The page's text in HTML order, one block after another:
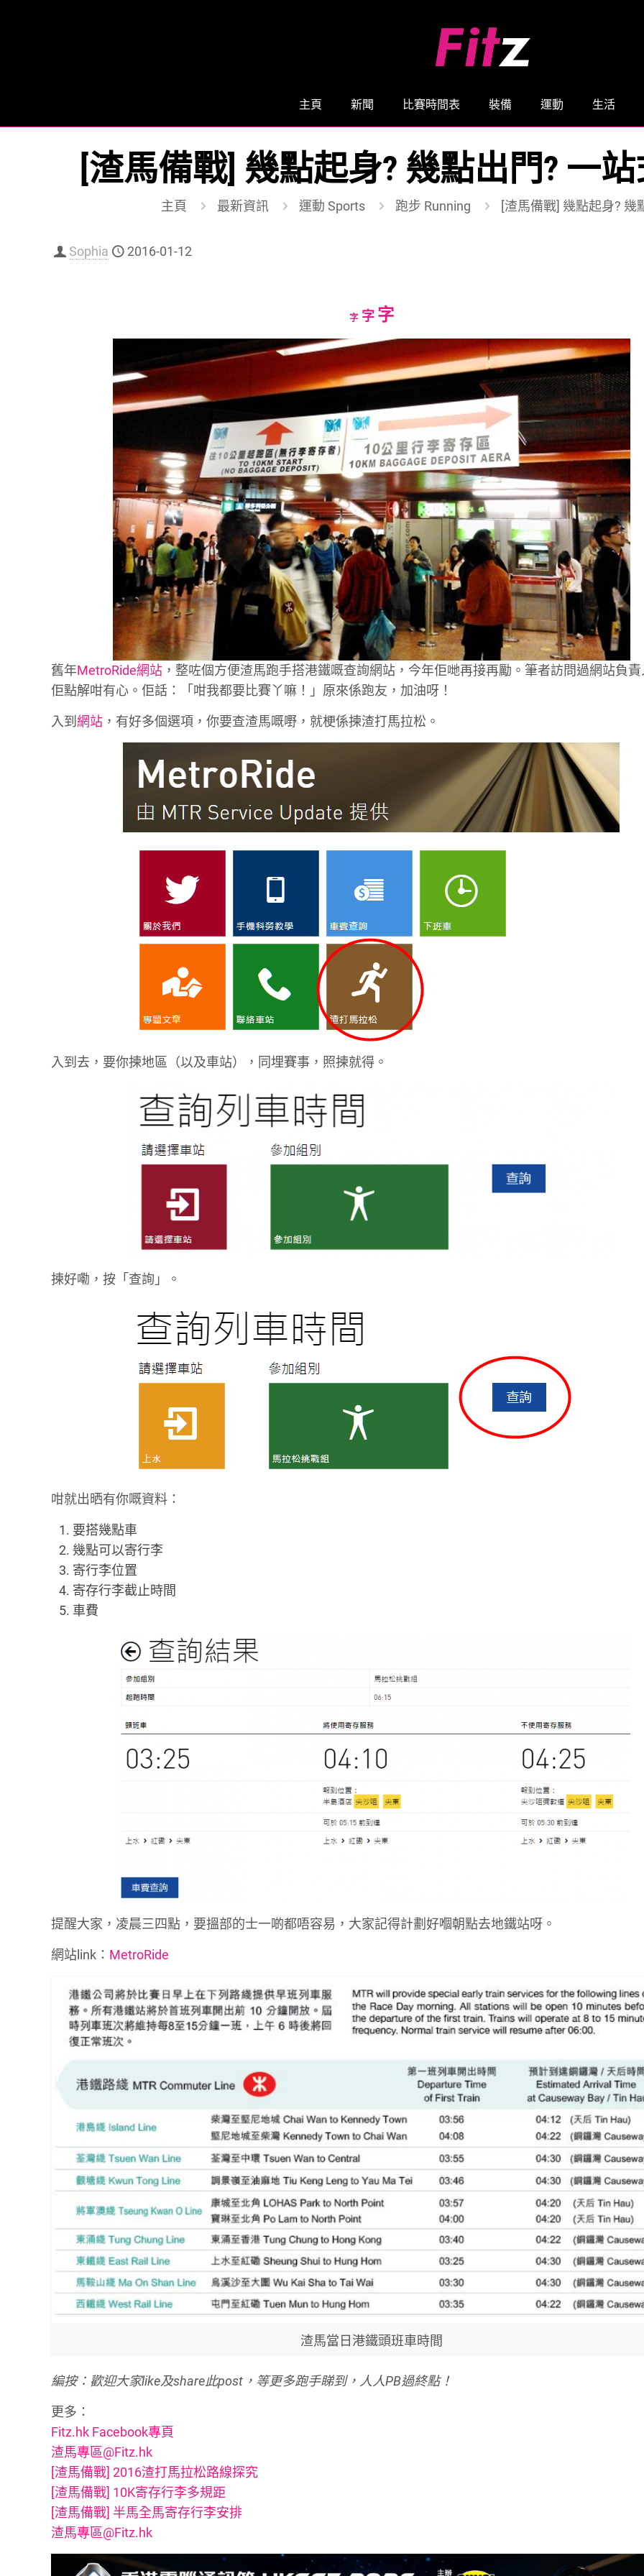
主頁 新聞 比賽時間表 裝備 運動 生活
[渣馬備戰] 幾點起身? 幾點出門? 一
主頁 最新資訊 運動 Sports 跑步 Running [渣馬備戰] 幾點起身?
Sophia 2016-01-12
字Decrease
字Reset
size.
字Increase
font
size.
舊年MetroRide網站 ，整咗個方便渣馬跑手搭港鐵嘅查詢網站，今年佢哋再接再勵。筆者訪問過網站負
佢點解咁有心。佢話：「咁我都要比賽丫嘛！」原來係跑友，加油呀！
入到網站 ，有好多個選項，你要查渣馬嘅嘢，就梗係揀渣打馬拉松。
入到去，要你揀地區（以及車站），同埋賽事，照揀就得。
揀好嘞，按「查詢」。
咁就出晒有你嘅資料：
要搭幾點車
幾點可以寄行李
寄行李位置
寄存行李截止時間
車費
提醒大家，凌晨三四點，要搵部的士一啲都唔容易，大家記得計劃好嗰朝點去地鐵站呀。
網站link： MetroRide
渣馬當日港鐵頭班車時間
編按：歡迎大家like及share此post，等更多跑手睇到，人人PB過終點！
更多：
Fitz.hk Facebook專頁
渣馬專區@Fitz.hk
[渣馬備戰] 2016渣打馬拉松路線探究
[渣馬備戰] 10K寄存行李多規距
[渣馬備戰] 半馬全馬寄存行李安排
渣馬專區@Fitz.hk